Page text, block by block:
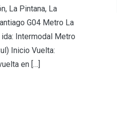
La Pintana, La
G04 Metro La
Intermodal Metro
Inicio Vuelta:
en […]